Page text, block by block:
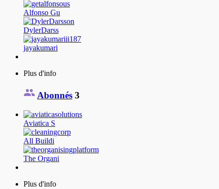
Alfonso Gu
DylerDarss
jayakumari
Plus d'info
Abonnés 3
Aviatica S
All Buildi
The Organi
Plus d'info